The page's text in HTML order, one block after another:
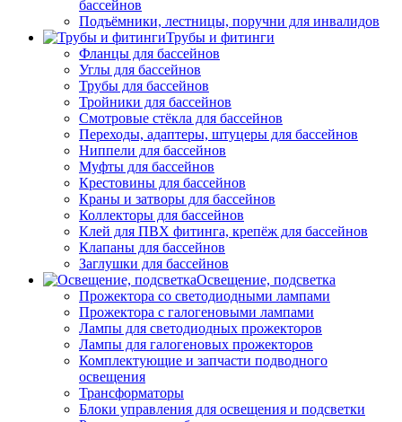
бассейнов
Подъёмники, лестницы, поручни для инвалидов
Трубы и фитинги
Фланцы для бассейнов
Углы для бассейнов
Трубы для бассейнов
Тройники для бассейнов
Смотровые стёкла для бассейнов
Переходы, адаптеры, штуцеры для бассейнов
Ниппели для бассейнов
Муфты для бассейнов
Крестовины для бассейнов
Краны и затворы для бассейнов
Коллекторы для бассейнов
Клей для ПВХ фитинга, крепёж для бассейнов
Клапаны для бассейнов
Заглушки для бассейнов
Освещение, подсветка
Прожектора со светодиодными лампами
Прожектора с галогеновыми лампами
Лампы для светодиодных прожекторов
Лампы для галогеновых прожекторов
Комплектующие и запчасти подводного
освещения
Трансформаторы
Блоки управления для освещения и подсветки